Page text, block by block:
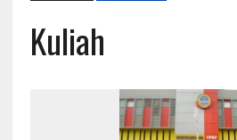
Kuliah